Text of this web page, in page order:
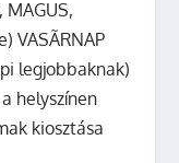
VASÃRNAP
legjobbaknak)
helyszínen
kiosztása